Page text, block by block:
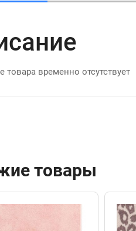
товара временно отсутствует
товары